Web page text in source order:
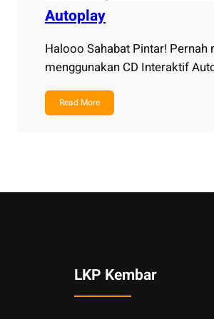
Autoplay
Halooo Sahabat Pintar! Pernah
menggunakan CD Interaktif
Read More
LKP Kembar